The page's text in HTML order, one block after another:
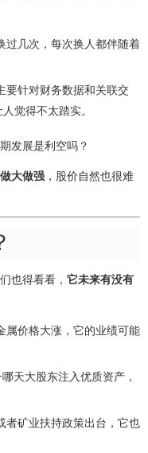
过几次，每次换人都伴随着
要针对财务数据和关联交
觉得不太踏实。
发展是利空吗？
大做强 ，股价自然也很难
也得看看， 它未来有没有
属价格大涨，它的业绩可能
天大股东注入优质资产，
者矿业扶持政策出台，它也